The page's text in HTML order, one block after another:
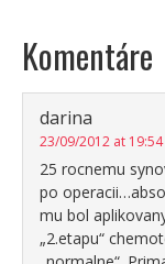
Komentáre
darina
23/09/2012 at 19:54
25 rocnemu
po
mu bol
„2.etapu“